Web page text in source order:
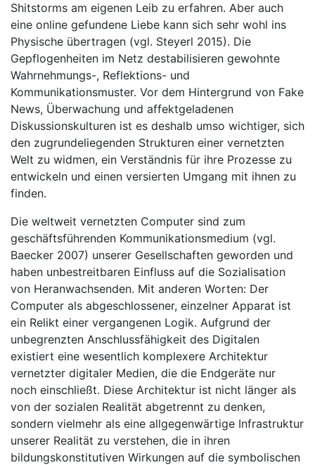
Shitstorms am eigenen Leib zu erfahren. Aber auch
eine online gefundene Liebe kann sich sehr wohl ins
Physische übertragen (vgl. Steyerl 2015). Die
Gepflogenheiten im Netz destabilisieren gewohnte
Wahrnehmungs-, Reflektions- und
Kommunikationsmuster. Vor dem Hintergrund von Fake
News, Überwachung und affektgeladenen
Diskussionskulturen ist es deshalb umso wichtiger, sich
den zugrundeliegenden Strukturen einer vernetzten
Welt zu widmen, ein Verständnis für ihre Prozesse zu
entwickeln und einen versierten Umgang mit ihnen zu
finden.
Die weltweit vernetzten Computer sind zum
geschäftsführenden Kommunikationsmedium (vgl.
Baecker 2007) unserer Gesellschaften geworden und
haben unbestreitbaren Einfluss auf die Sozialisation
von Heranwachsenden. Mit anderen Worten: Der
Computer als abgeschlossener, einzelner Apparat ist
ein Relikt einer vergangenen Logik. Aufgrund der
unbegrenzten Anschlussfähigkeit des Digitalen
existiert eine wesentlich komplexere Architektur
vernetzter digitaler Medien, die die Endgeräte nur
noch einschließt. Diese Architektur ist nicht länger als
von der sozialen Realität abgetrennt zu denken,
sondern vielmehr als eine allgegenwärtige Infrastruktur
unserer Realität zu verstehen, die in ihren
bildungskonstitutiven Wirkungen auf die symbolischen